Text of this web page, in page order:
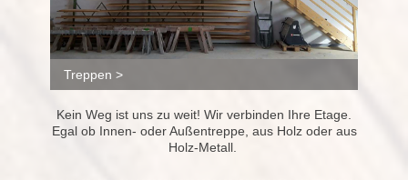
Treppen >
Kein Weg ist uns zu weit! Wir verbinden Ihre Etage.
Egal ob Innen- oder Außentreppe, aus Holz oder aus
Holz-Metall.